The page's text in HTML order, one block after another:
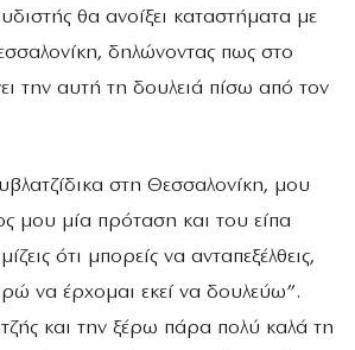
θα ανοίξει καταστήματα με
δηλώνοντας πως στο
την αυτή τη δουλειά πίσω από τον
στη Θεσσαλονίκη, μου
μου μία πρόταση και του είπα
ότι μπορείς να ανταπεξέλθεις,
να έρχομαι εκεί να δουλεύω”.
και την ξέρω πάρα πολύ καλά τη